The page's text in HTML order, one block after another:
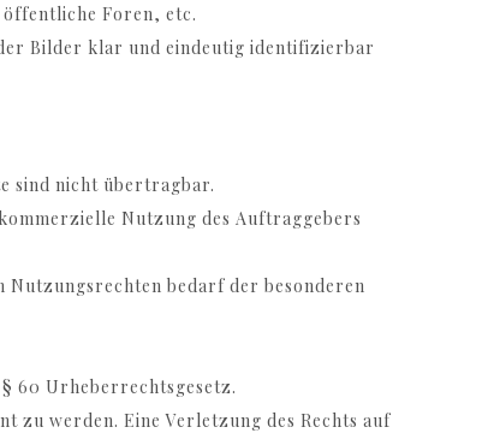
Foren, etc.
Bilder klar und eindeutig identifizierbar
sind nicht übertragbar.
Nutzung des Auftraggebers
Nutzungsrechten bedarf der besonderen
60 Urheberrechtsgesetz.
zu werden. Eine Verletzung des Rechts auf